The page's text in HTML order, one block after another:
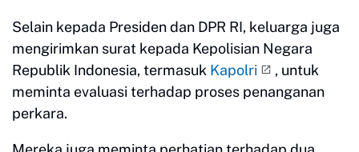
Selain kepada Presiden dan DPR RI, keluarga juga
mengirimkan surat kepada Kepolisian Negara
Republik Indonesia, termasuk Kapolri
, untuk
meminta evaluasi terhadap proses penanganan
perkara.